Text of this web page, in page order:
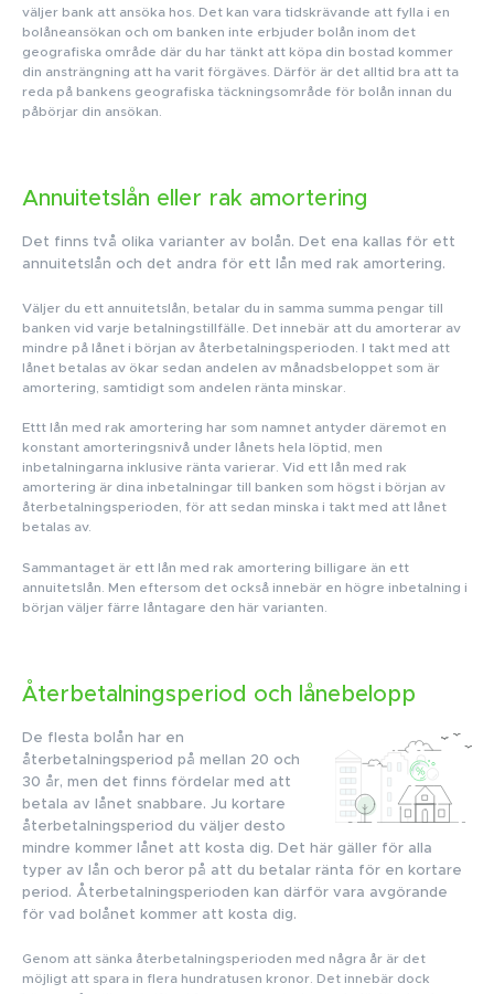
väljer bank att ansöka hos. Det kan vara tidskrävande att fylla i en
bolåneansökan och om banken inte erbjuder bolån inom det
geografiska område där du har tänkt att köpa din bostad kommer
din ansträngning att ha varit förgäves. Därför är det alltid bra att ta
reda på bankens geografiska täckningsområde för bolån innan du
påbörjar din ansökan.
Annuitetslån eller rak amortering
Det finns två olika varianter av bolån. Det ena kallas för ett
annuitetslån och det andra för ett lån med rak amortering.
Väljer du ett annuitetslån, betalar du in samma summa pengar till
banken vid varje betalningstillfälle. Det innebär att du amorterar av
mindre på lånet i början av återbetalningsperioden. I takt med att
lånet betalas av ökar sedan andelen av månadsbeloppet som är
amortering, samtidigt som andelen ränta minskar.
Ettt lån med rak amortering har som namnet antyder däremot en
konstant amorteringsnivå under lånets hela löptid, men
inbetalningarna inklusive ränta varierar. Vid ett lån med rak
amortering är dina inbetalningar till banken som högst i början av
återbetalningsperioden, för att sedan minska i takt med att lånet
betalas av.
Sammantaget är ett lån med rak amortering billigare än ett
annuitetslån. Men eftersom det också innebär en högre inbetalning i
början väljer färre låntagare den här varianten.
Återbetalningsperiod och lånebelopp
De flesta bolån har en
återbetalningsperiod på mellan 20 och
30 år, men det finns fördelar med att
betala av lånet snabbare. Ju kortare
återbetalningsperiod du väljer desto
mindre kommer lånet att kosta dig. Det här gäller för alla
typer av lån och beror på att du betalar ränta för en kortare
period. Återbetalningsperioden kan därför vara avgörande
för vad bolånet kommer att kosta dig.
Genom att sänka återbetalningsperioden med några år är det
möjligt att spara in flera hundratusen kronor. Det innebär dock